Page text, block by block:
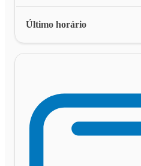
Último horário